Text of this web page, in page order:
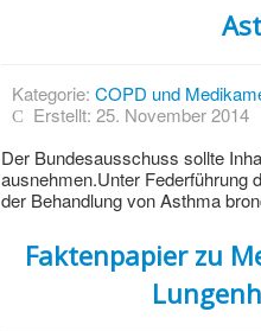
Kategorie: COPD und
Erstellt: 25. November 2014
Der Bundesausschuss sollte
ausnehmen.Unter Federführung
der Behandlung von Asthma
Faktenpapier zu